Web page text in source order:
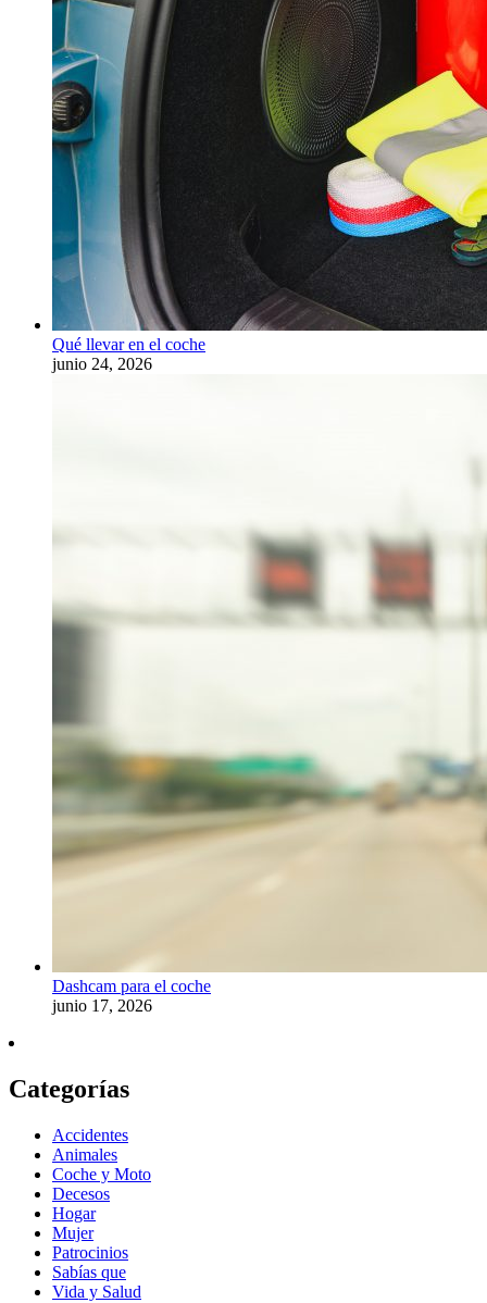
Qué llevar en el coche
junio 24, 2026
Dashcam para el coche
junio 17, 2026
Categorías
Accidentes
Animales
Coche y Moto
Decesos
Hogar
Mujer
Patrocinios
Sabías que
Vida y Salud